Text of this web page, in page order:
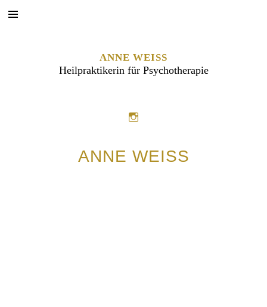
ANNE WEISS
Heilpraktikerin für Psychotherapie
ANNE WEISS